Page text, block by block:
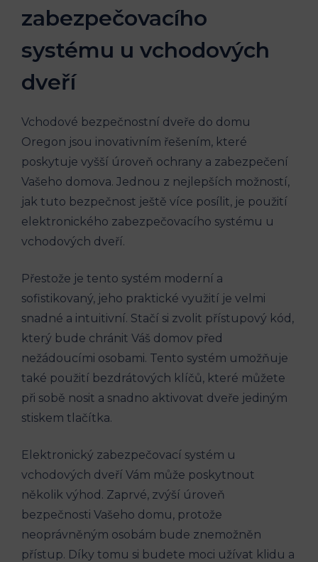
zabezpečovacího
systému u vchodových
dveří
Vchodové bezpečnostní dveře do domu
Oregon jsou inovativním řešením, které
poskytuje vyšší úroveň ochrany a zabezpečení
Vašeho domova. Jednou z nejlepších možností,
jak tuto bezpečnost ještě více posílit, je použití
elektronického zabezpečovacího systému u
vchodových dveří.
Přestože je tento systém moderní a
sofistikovaný, jeho praktické využití je velmi
snadné a intuitivní. Stačí si zvolit přístupový kód,
který bude chránit Váš domov před
nežádoucími osobami. Tento systém umožňuje
také použití bezdrátových klíčů, které můžete
při sobě nosit a snadno aktivovat dveře jediným
stiskem tlačítka.
Elektronický zabezpečovací systém u
vchodových dveří Vám může poskytnout
několik výhod. Zaprvé, zvýší úroveň
bezpečnosti Vašeho domu, protože
neoprávněným osobám bude znemožněn
přístup. Díky tomu si budete moci užívat klidu a